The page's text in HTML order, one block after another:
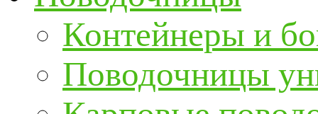
Контейнеры и
Поводочницы